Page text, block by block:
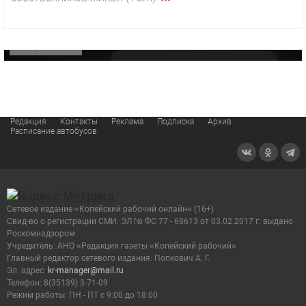
«Звезда» Метрана стала главным героем нового
Редакция Контакты Реклама Подписка
Архив
Расписание автобусов
Сетевое издание «Копейский рабочий онлайн» (16+)
Cвид-во о регистрации СМИ: ЭЛ № ФС 77 - 68613 от 03.02.2017 г. выдано
Роскомнадзором
Учредитель: АНО «Редакция газеты «Копейский рабочий»
Главный редактор сетевого издания: Попкович А. Г.
Эл. адрес: kr-manager@mail.ru
Телефон: 8(35139) 3-71-09
Режим работы: ПН - ПТ с 9:00 до 18:00